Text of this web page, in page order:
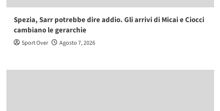
Spezia, Sarr potrebbe dire addio. Gli arrivi di Micai e Ciocci
cambiano le gerarchie
Sport Over Agosto 7, 2026